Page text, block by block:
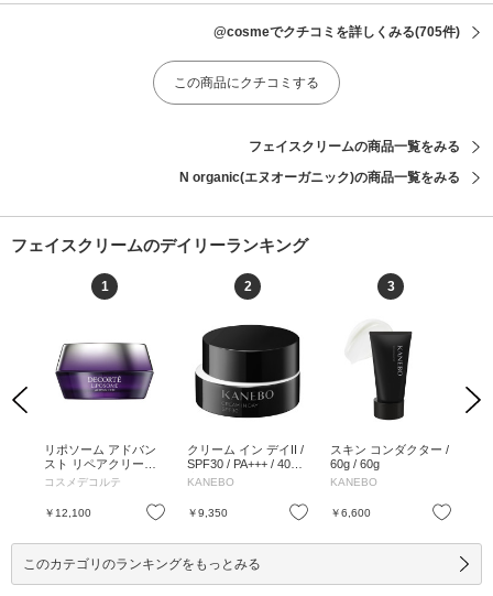
@cosmeでクチコミを詳しくみる(705件)
この商品にクチコミする
フェイスクリームの商品一覧をみる
N organic(エヌオーガニック)の商品一覧をみる
フェイスクリームのデイリーランキング
Previous
お気に入り
1
リポソーム アドバン
スト リペアクリーム /
50g / 本体 / 50g
コスメデコルテ
￥12,100 お気に入り
2
クリーム イン デイII /
SPF30 / PA+++ / 40g /
本体 / 40g
KANEBO
￥9,350 お気に入り
3
スキン コンダクター /
60g / 60g
KANEBO
￥6,600
Next
このカテゴリのランキングをもっとみる